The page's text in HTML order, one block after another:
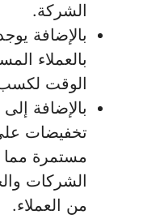
الشركة.
بالإضافة
بالعملاء
الوقت لكسب
بالإضافة
تخفيضات
مستمرة
الشركات
من العملاء.